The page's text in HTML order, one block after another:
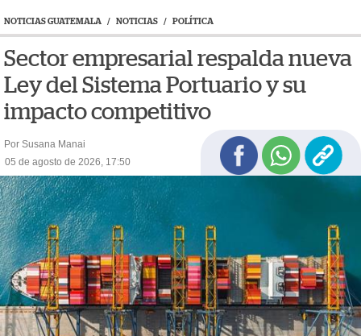
NOTICIAS GUATEMALA / NOTICIAS / POLÍTICA
Sector empresarial respalda nueva
Ley del Sistema Portuario y su
impacto competitivo
Por Susana Manai
05 de agosto de 2026, 17:50